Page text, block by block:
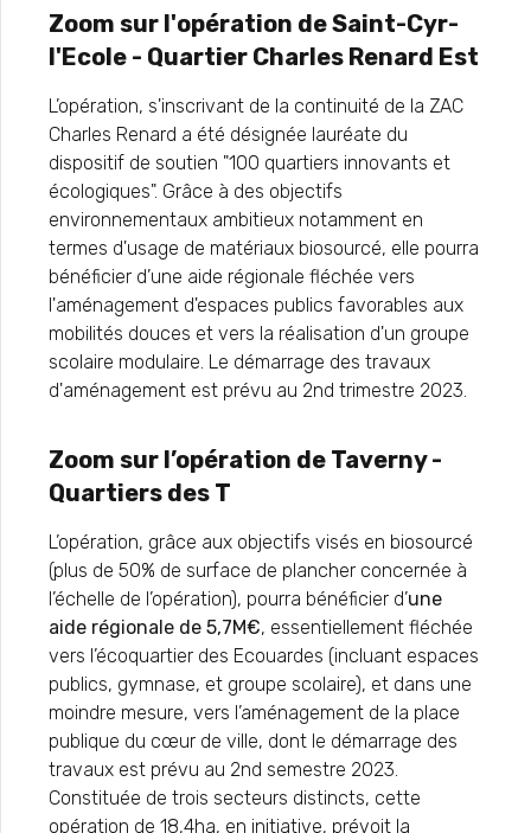
Zoom sur l'opération de Saint-Cyr-
l'Ecole - Quartier Charles Renard Est
L’opération, s'inscrivant de la continuité de la ZAC
Charles Renard a été désignée lauréate du
dispositif de soutien "100 quartiers innovants et
écologiques". Grâce à des objectifs
environnementaux ambitieux notamment en
termes d'usage de matériaux biosourcé, elle pourra
bénéficier d’une aide régionale fléchée vers
l'aménagement d'espaces publics favorables aux
mobilités douces et vers la réalisation d'un groupe
scolaire modulaire. Le démarrage des travaux
d'aménagement est prévu au 2nd trimestre 2023.
Zoom sur l’opération de Taverny -
Quartiers des T
L’opération, grâce aux objectifs visés en biosourcé
(plus de 50% de surface de plancher concernée à
l’échelle de l’opération), pourra bénéficier d’une
aide régionale de 5,7M€, essentiellement fléchée
vers l’écoquartier des Ecouardes (incluant espaces
publics, gymnase, et groupe scolaire), et dans une
moindre mesure, vers l’aménagement de la place
publique du cœur de ville, dont le démarrage des
travaux est prévu au 2nd semestre 2023.
Constituée de trois secteurs distincts, cette
opération de 18,4ha, en initiative, prévoit la